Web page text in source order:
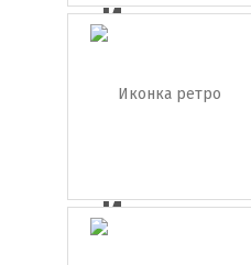
Иконка
Иконка